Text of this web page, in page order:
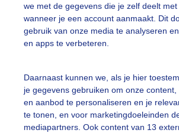
we met de gegevens die je zelf deelt
wanneer je een account aanmaakt. Dit
gebruik van onze media te analyseren
en apps te verbeteren.
Daarnaast kunnen we, als je hier
je gegevens gebruiken om onze
en aanbod te personaliseren en je
te tonen, en voor marketingdoeleinden
mediapartners. Ook content van 13
ria brasser Gemaakt: 02-08-2025, 61x
Donkergrijzelucht